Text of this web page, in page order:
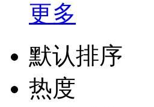
更多
默认排序
热度